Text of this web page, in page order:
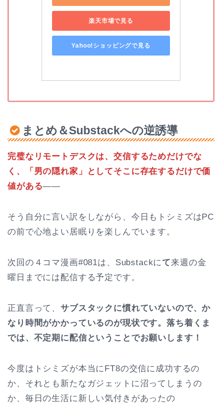
楽天市場で見る
Yahoo!ショッピングで見る
まとめ＆Substackへの逆誘導
完璧なリモートデスクは、交信するためだけでな
く、「男の隠れ家」としてそこに存在するだけで価
値がある――
そう自分に言い訳をしながら、今日もトシミズはPC
の前で心地よい居眠りを楽しんでいます。
次回の４コマ漫画#081は、Substackにて来週の金
曜日までには配信する予定です。
正直言って、サブスタックに慣れていないので、か
なり時間がかかっているのが現状です。落ち着くま
では、不定期に配信ということでお願いします！
今度はトシミズが本当にFT8の交信に成功するの
か、それとも新たなガジェットに沼ってしまうの
か、毎日の生活に新しい気付きがあったの